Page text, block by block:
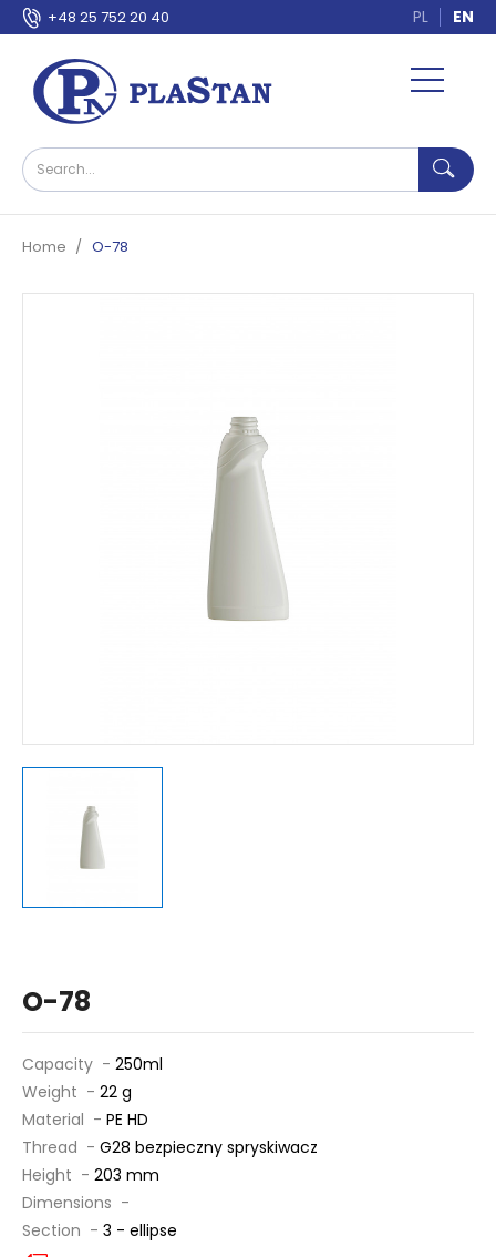
+48 25 752 20 40 PL EN
Home O-78
O-78
Capacity - 250ml
Weight - 22 g
Material - PE HD
Thread - G28 bezpieczny spryskiwacz
Height - 203 mm
Dimensions -
Section - 3 - ellipse